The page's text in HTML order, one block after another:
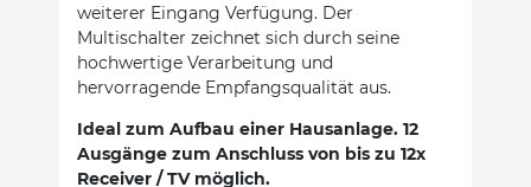
weiterer Eingang Verfügung. Der
Multischalter zeichnet sich durch seine
hochwertige Verarbeitung und
hervorragende Empfangsqualität aus.
Ideal zum Aufbau einer Hausanlage. 12
Ausgänge zum Anschluss von bis zu 12x
Receiver / TV möglich.